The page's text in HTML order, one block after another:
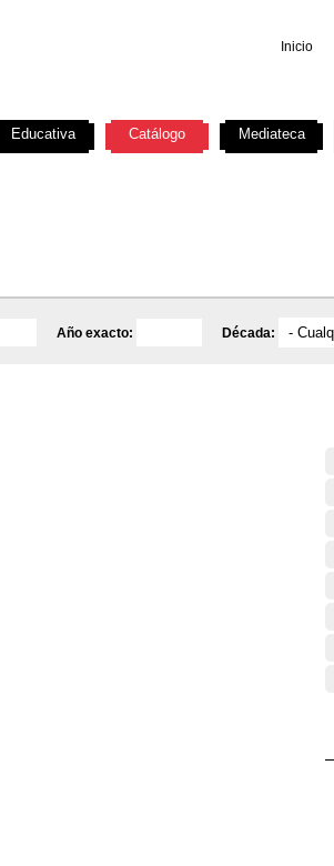
Inicio
Año exacto: Década:
Educativa Catálogo Mediateca